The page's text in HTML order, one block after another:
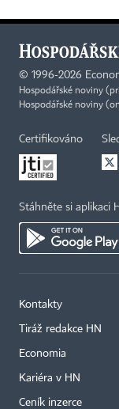
© 1996-2026
Hospodářské noviny
Hospodářské noviny
Certifikováno
Stáhněte si aplikaci
Kontakty
Tiráž redakce HN
Economia
Kariéra v HN
Ceník inzerce